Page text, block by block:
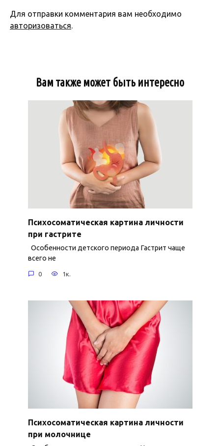
Для отправки комментария вам необходимо
авторизоваться.
Вам также может быть интересно
Психосоматическая картина личности
при гастрите
Особенности детского периода Гастрит чаще
всего не
0 1к.
Психосоматическая картина личности
при молочнице